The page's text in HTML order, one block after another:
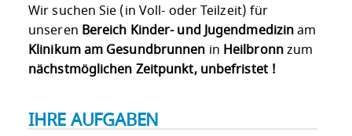
Wir suchen Sie (in Voll- oder Teilzeit) für
unseren Bereich Kinder- und Jugendmedizinam
Klinikum am Gesundbrunnen in Heilbronnzum
nächstmöglichen Zeitpunkt, unbefristet !
IHRE AUFGABEN